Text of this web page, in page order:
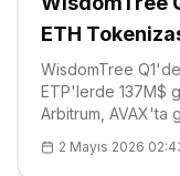
ETH
WisdomTree
ETP'lerde 137M$
Arbitrum, AVAX'ta
güçlendiriyor. Yeni
2 Mayıs 2026